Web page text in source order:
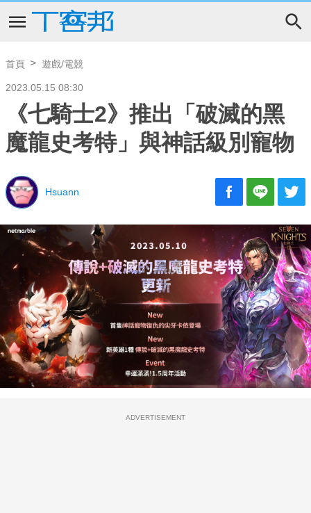
首頁 遊戲/電競
2023.05.15 08:30
《七騎士2》推出「破滅的黑
魔龍史考特」與神話級別寵物
Hsuann
ADVERTISEMENT